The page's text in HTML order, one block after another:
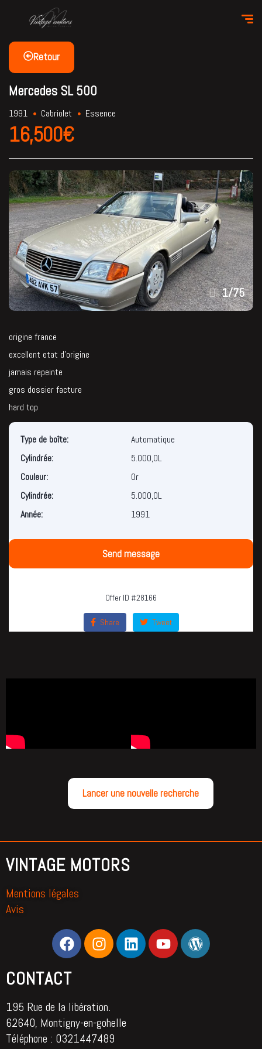
Retour
Mercedes SL 500
1991 Cabriolet Essence
16,500€
1/75
origine france
excellent etat d’origine
jamais repeinte
gros dossier facture
hard top
Type de boîte:
Automatique
Cylindrée:
5.000,0L
Couleur:
Or
Cylindrée:
5.000,0L
Année:
1991
Send message
Offer ID #28166
Share Tweet
Lancer une nouvelle recherche
VINTAGE MOTORS
Mentions légales
Avis
CONTACT
195 Rue de la libération.
62640, Montigny-en-gohelle
Téléphone : 0321447489